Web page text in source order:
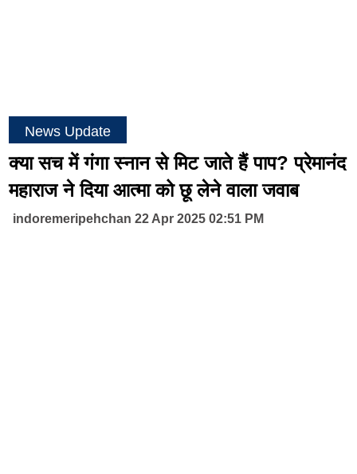
News Update
क्या सच में गंगा स्नान से मिट जाते हैं पाप? प्रेमानंद
महाराज ने दिया आत्मा को छू लेने वाला जवाब
indoremeripehchan 22 Apr 2025 02:51 PM